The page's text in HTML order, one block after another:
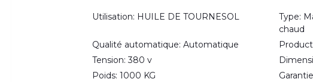
Utilisation: HUILE DE TOURNESOL
Type:
chaud
Qualité automatique: Automatique
Tension: 380 v
Poids: 1000 KG